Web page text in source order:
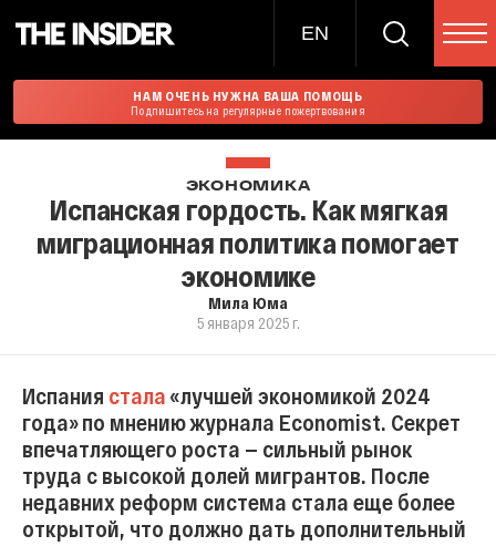
EN
НАМ ОЧЕНЬ НУЖНА ВАША ПОМОЩЬ
Подпишитесь на регулярные пожертвования
ЭКОНОМИКА
Испанская гордость. Как мягкая
миграционная политика помогает
экономике
Мила Юма
5 января 2025 г.
Испания стала «лучшей экономикой 2024
года» по мнению журнала Economist. Секрет
впечатляющего роста — сильный рынок
труда с высокой долей мигрантов. После
недавних реформ система стала еще более
открытой, что должно дать дополнительный